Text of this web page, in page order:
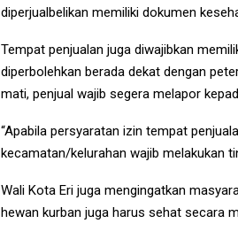
diperjualbelikan memiliki dokumen
Tempat penjualan juga diwajibkan
diperbolehkan berada dekat dengan
mati, penjual wajib segera melapor
“Apabila persyaratan izin tempat
kecamatan/kelurahan wajib melakukan
Wali Kota Eri juga mengingatkan
hewan kurban juga harus sehat secara